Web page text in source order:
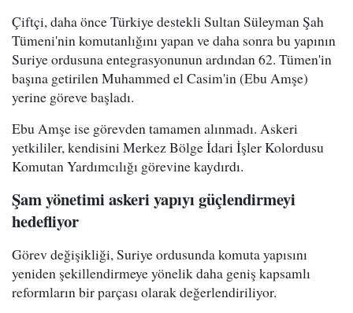
Çiftçi, daha önce Türkiye destekli Sultan Süleyman Şah
Tümeni'nin komutanlığını yapan ve daha sonra bu yapının
Suriye ordusuna entegrasyonunun ardından 62. Tümen'in
başına getirilen Muhammed el Casim'in (Ebu Amşe)
yerine göreve başladı.
Ebu Amşe ise görevden tamamen alınmadı. Askeri
yetkililer, kendisini Merkez Bölge İdari İşler Kolordusu
Komutan Yardımcılığı görevine kaydırdı.
Şam yönetimi askeri yapıyı güçlendirmeyi
hedefliyor
Görev değişikliği, Suriye ordusunda komuta yapısını
yeniden şekillendirmeye yönelik daha geniş kapsamlı
reformların bir parçası olarak değerlendiriliyor.